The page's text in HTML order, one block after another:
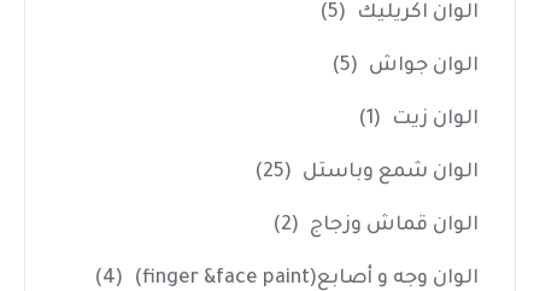
الوان اكريليك (5)
الوان جواش (5)
الوان زيت (1)
الوان شمع وباستل (25)
الوان قماش وزجاج (2)
الوان وجه و أصابع(finger &face paint) (4)